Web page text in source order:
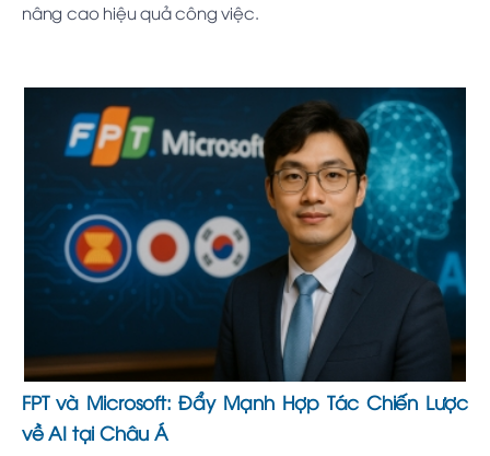
nâng cao hiệu quả công việc.
FPT và Microsoft: Đẩy Mạnh Hợp Tác Chiến Lược
về AI tại Châu Á